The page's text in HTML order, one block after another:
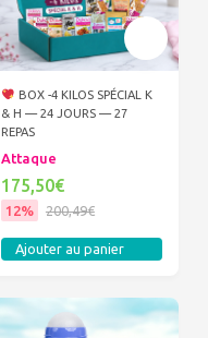
BOX -4 KILOS SPÉCIAL K
& H — 24 JOURS — 27
REPAS
Attaque
175,50€
12% 200,49€
Ajouter au panier